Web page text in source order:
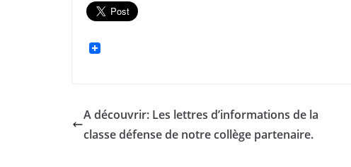
A découvrir: Les lettres d’informations de la
classe défense de notre collège partenaire.